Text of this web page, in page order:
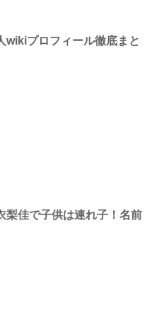
wikiプロフィール徹底まと
梨佳で子供は連れ子！名前